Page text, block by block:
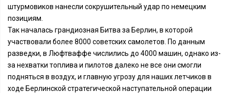
штурмовиков нанесли сокрушительный удар по немецким
позициям.
Так началась грандиозная Битва за Берлин, в которой
участвовали более 8000 советских самолетов. По данным
разведки, в Люфтваффе числились до 4000 машин, однако из-
за нехватки топлива и пилотов далеко не все они смогли
подняться в воздух, и главную угрозу для наших летчиков в
ходе Берлинской стратегической наступательной операции